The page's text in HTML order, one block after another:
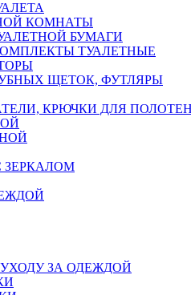
КОМНАТЫ
БУМАГИ
ТУАЛЕТНЫЕ
ЩЕТОК, ФУТЛЯРЫ
КРЮЧКИ ДЛЯ
ЗЕРКАЛОМ
ЗА ОДЕЖДОЙ